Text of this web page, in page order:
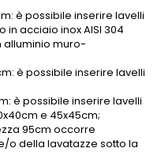
è possibile inserire lavelli
acciaio inox AISI 304
alluminio muro-
è possibile inserire lavelli
è possibile inserire lavelli
e 45x45cm;
95cm occorre
o della lavatazze sotto la